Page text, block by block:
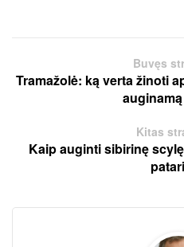
Buvęs
Tramažolė: ką verta žinoti
Kitas
Kaip auginti sibirinę